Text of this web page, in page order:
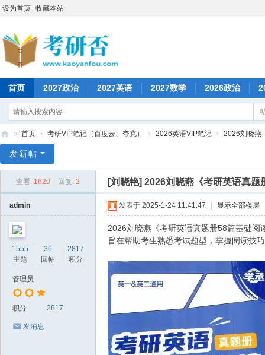
设为首页 收藏本站
首页 2027政治 2027英语 2027数学 2026政治
研
» 首页 › 考研VIP笔记（百度云、夸克） › 2026英语VIP笔记 › 2026刘晓燕
发新帖
查看: 1620 回复: 2 [刘晓艳] 2026刘晓燕《考研英语真题
admin
1555
主题
36
回帖
2817
积分
管理员
积分 2817
发消息
发表于 2025-1-24 11:41:47 显示全部楼层
2026刘晓燕《考研英语真题册58篇基础
旨在帮助考生熟悉考试题型，掌握阅读技